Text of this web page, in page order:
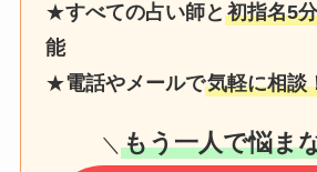
★すべての占い師と初指名5
能
★電話やメールで気軽に相談
＼ もう一人で悩ま